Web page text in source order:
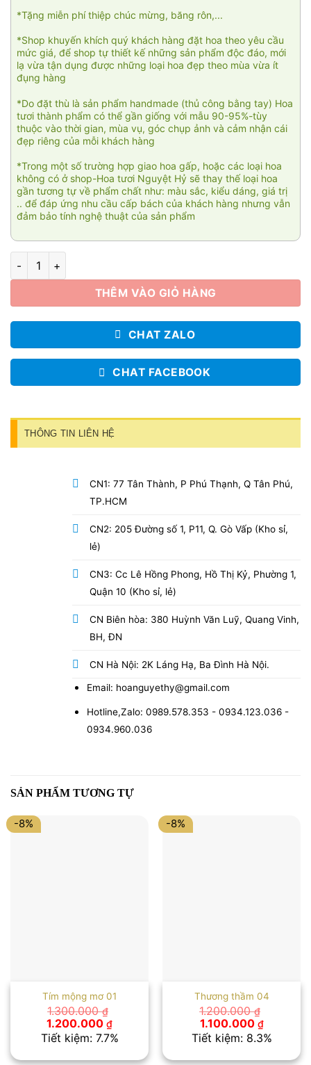
*Tặng miễn phí thiệp chúc mừng, băng rôn,...
*Shop khuyến khích quý khách hàng đặt hoa theo yêu cầu
mức giá, để shop tự thiết kế những sản phẩm độc đáo, mới
lạ vừa tận dụng được những loại hoa đẹp theo mùa vừa ít
đụng hàng
*Do đặt thù là sản phẩm handmade (thủ công bằng tay) Hoa
tươi thành phẩm có thể gần giống với mẫu 90-95%-tùy
thuộc vào thời gian, mùa vụ, góc chụp ảnh và cảm nhận cái
đẹp riêng của mỗi khách hàng
*Trong một số trường hợp giao hoa gấp, hoặc các loại hoa
không có ở shop-Hoa tươi Nguyệt Hỷ sẽ thay thế loại hoa
gần tương tự về phẩm chất như: màu sắc, kiểu dáng, giá trị
.. để đáp ứng nhu cầu cấp bách của khách hàng nhưng vẫn
đảm bảo tính nghệ thuật của sản phẩm
Thương thầm 03 số lượng
THÊM VÀO GIỎ HÀNG
CHAT ZALO
CHAT FACEBOOK
THÔNG TIN LIÊN HỆ
CN1: 77 Tân Thành, P Phú Thạnh, Q Tân Phú,
TP.HCM
CN2: 205 Đường số 1, P11, Q. Gò Vấp (Kho sỉ,
lẻ)
CN3: Cc Lê Hồng Phong, Hồ Thị Kỷ, Phường 1,
Quận 10 (Kho sỉ, lẻ)
CN Biên hòa: 380 Huỳnh Văn Luỹ, Quang Vinh,
BH, ĐN
CN Hà Nội: 2K Láng Hạ, Ba Đình Hà Nội.
Email: hoanguyethy@gmail.com
Hotline,Zalo: 0989.578.353 - 0934.123.036 -
0934.960.036
SẢN PHẨM TƯƠNG TỰ
-8%
Tím mộng mơ 01
1.300.000₫
Giá
gốc
là:
1.200.000 ₫Giá
hiện
tại
Tiết kiệm: 7.7%
-8%
Thương thầm 04
1.200.000₫
Giá
gốc
là:
1.100.000 ₫Giá
hiện
tại
Tiết kiệm: 8.3%